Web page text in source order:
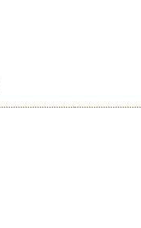
初识